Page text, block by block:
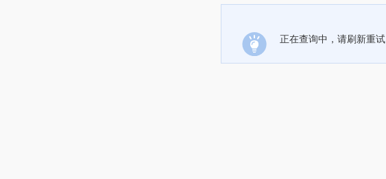
正在查询中，请刷新重试